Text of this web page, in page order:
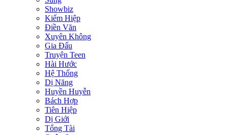
Showbiz
Kiếm Hiệp
Điền Văn
Xuyên Không
Gia Đấu
Truyện Teen
Hài Hước
Hệ Thống
Dị Năng
Huyền Huyễn
Bách Hợp
Tiên Hiệp
Dị Giới
Tổng Tài